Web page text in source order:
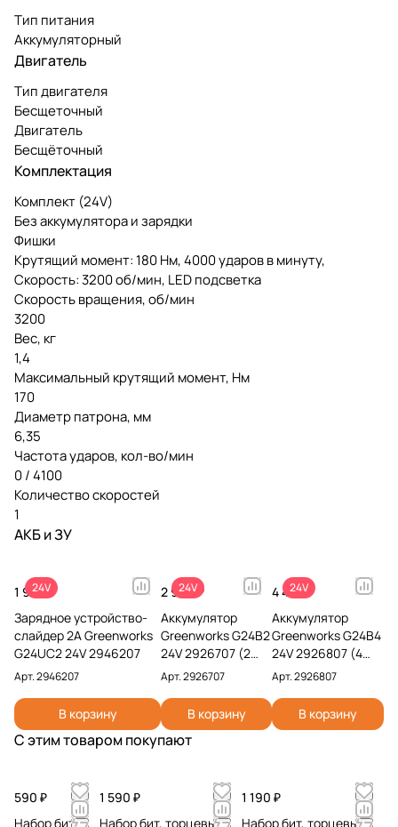
Тип питания
Аккумуляторный
Двигатель
Тип двигателя
Бесщеточный
Двигатель
Бесщёточный
Комплектация
Комплект (24V)
Без аккумулятора и зарядки
Фишки
Крутящий момент: 180 Нм, 4000 ударов в минуту,
Скорость: 3200 об/мин, LED подсветка
Скорость вращения, об/мин
3200
Вес, кг
1,4
Максимальный крутящий момент, Нм
170
Диаметр патрона, мм
6,35
Частота ударов, кол-во/мин
0 / 4100
Количество скоростей
1
АКБ и ЗУ
24V
1 990 ₽
Зарядное устройство-
слайдер 2А Greenworks
G24UC2 24V 2946207
Арт.2946207
В корзину
24V
2 990 ₽
Аккумулятор
Greenworks G24B2
24V 2926707 (2
Ач)
Арт.2926707
В корзину
24V
4 491 ₽
Аккумулятор
Greenworks G24B4
24V 2926807 (4
Ач)
Арт.2926807
В корзину
С этим товаром покупают
590 ₽
Набор бит в
1 590 ₽
Набор бит, торцевых
1 190 ₽
Набор бит, торцевых